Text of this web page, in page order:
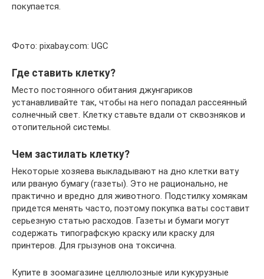
покупается.
Фото: pixabay.com: UGC
Где ставить клетку?
Место постоянного обитания джунгариков
устанавливайте так, чтобы на него попадал рассеянный
солнечный свет. Клетку ставьте вдали от сквозняков и
отопительной системы.
Чем застилать клетку?
Некоторые хозяева выкладывают на дно клетки вату
или рваную бумагу (газеты). Это не рационально, не
практично и вредно для животного. Подстилку хомякам
придется менять часто, поэтому покупка ваты составит
серьезную статью расходов. Газеты и бумаги могут
содержать типографскую краску или краску для
принтеров. Для грызунов она токсична.
Купите в зоомагазине целлюлозные или кукурузные